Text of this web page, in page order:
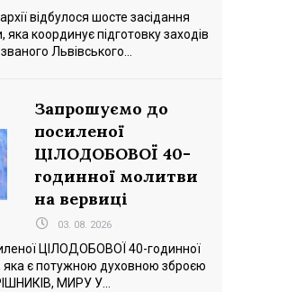
відбулося шосте засідання
яка координує підготовку заходів
Львівського...
Запрошуємо до
посиленої
ЦІЛОДОБОВОЇ 40-
годинної молитви
на вервиці
03. 08. 2026
ЦІЛОДОБОВОЇ 40-годинної
яка є потужною духовною зброєю
МИРУ У...